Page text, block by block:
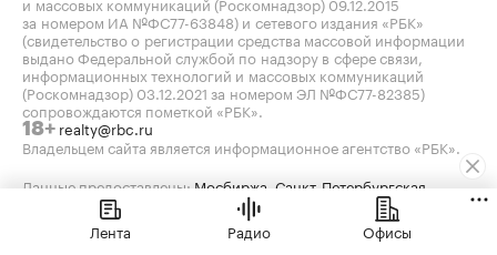
за номером ИА №ФС77-63848) и сетевого издания «РБК»
(свидетельство о регистрации средства массовой информации
выдано Федеральной службой по надзору в сфере связи,
информационных технологий и массовых коммуникаций
(Роскомнадзор) 03.12.2021 за номером ЭЛ №ФС77-82385)
сопровождаются пометкой «РБК».
18+ realty@rbc.ru
Владельцем сайта является информационное агентство «РБК».
Данные предоставлены: Мосбиржа Санкт-Петербургская
Индексы облигаций предоставлены Cbonds.
Лента Радио Офисы